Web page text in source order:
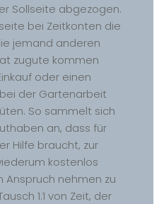
Sollseite abgezogen.
bei Zeitkonten die
jemand anderen
zugute kommen
oder einen
der Gartenarbeit
So sammelt sich
an, dass für
Hilfe braucht, zur
kostenlos
Anspruch nehmen zu
1:1 von Zeit, der